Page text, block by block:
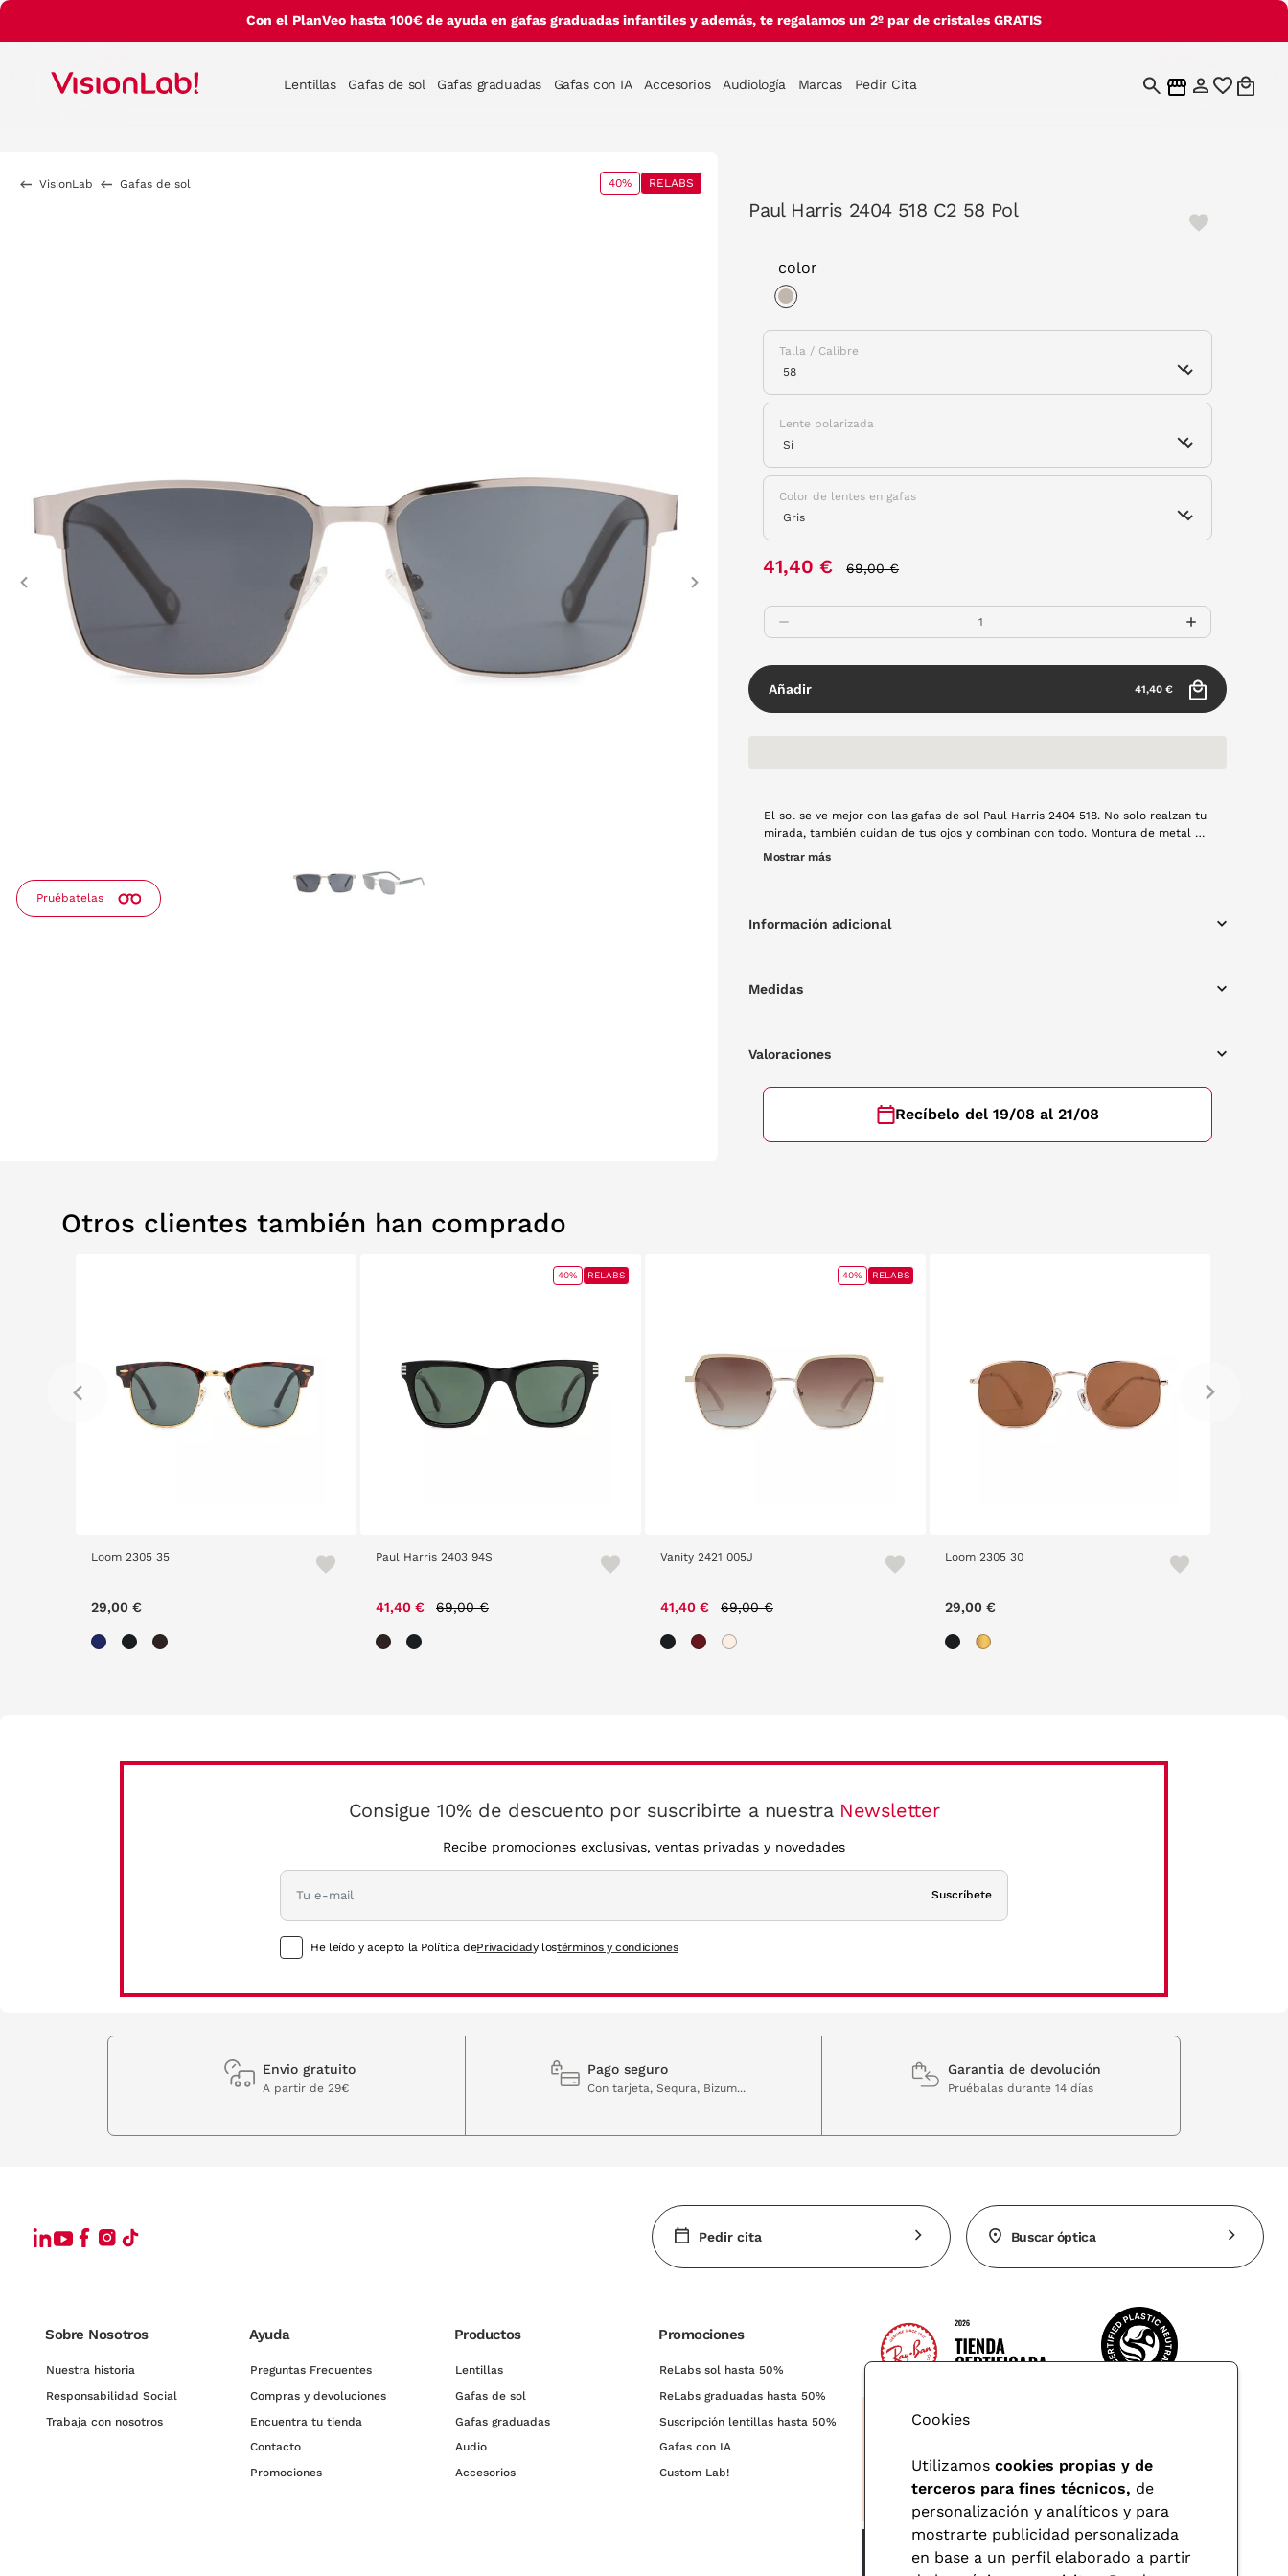
Con el PlanVeo hasta 100€ de ayuda en gafas graduadas infantiles y además, te regalamos un 2º par de cristales GRATIS
Lentillas Gafas de sol Gafas graduadas Gafas con IA Accesorios Audiología Marcas Pedir Cita
VisionLab Gafas de sol 40% RELABS
Pruébatelas
Previous
Paul Harris 2404 518 C2 58 Pol
color
Talla / Calibre
Lente polarizada
Color de lentes en gafas
41,40 € 69,00 €
Añadir 41,40 €
El sol se ve mejor con las gafas de sol Paul Harris 2404 518. No solo realzan tu
mirada, también cuidan de tus ojos y combinan con todo. Montura de metal en
color negro y lentes polarizadas.
Mostrar más
Información adicional
Medidas
Valoraciones
Recíbelo del 19/08 al 21/08
Otros clientes también han comprado
Paul Harris 2403 94S
41,40 €
Vanity 2421 005J
41,40 € 69,00 €
40% RELABS
Loom 2305 30
29,00 €
Loom 2404 513
29,00 €
Consigue 10% de descuento por suscribirte a nuestra Newsletter
Recibe promociones exclusivas, ventas privadas y novedades
Suscríbete
He leído y acepto la Política dePrivacidady lostérminos y condiciones
Envio gratuito
A partir de 29€
Pago seguro
Con tarjeta, Sequra, Bizum...
Garantia de devolución
Pruébalas durante 14 días
Pedir cita Buscar óptica
Sobre Nosotros
Nuestra historia
Responsabilidad Social
Trabaja con nosotros
Ayuda
Preguntas Frecuentes
Compras y devoluciones
Encuentra tu tienda
Contacto
Promociones
Productos
Lentillas
Gafas de sol
Gafas graduadas
Audio
Accesorios
Promociones
ReLabs sol hasta 50%
ReLabs graduadas hasta 50%
Suscripción lentillas hasta 50%
Gafas con IA
Custom Lab!
Cookies
Utilizamos cookies propias y de
terceros para fines técnicos, de
personalización y analíticos y para
mostrarte publicidad personalizada
en base a un perfil elaborado a partir